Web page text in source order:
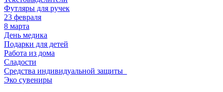
Футляры для ручек
23 февраля
8 марта
День медика
Подарки для детей
Работа из дома
Сладости
Средства индивидуальной защиты_
Эко сувениры